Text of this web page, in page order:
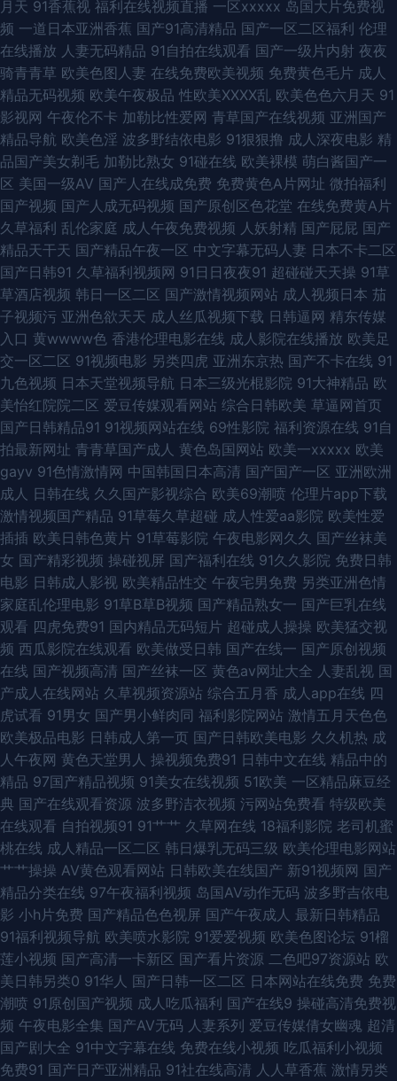
人zozo特 午夜神器人妻 伊人久久艹 91AV电影 草莓视频入口 变态AV网站 久
久天天夜夜肏逼 五月花av网址 91论坛在线 超碰国产99 超碰99热香蕉 大香
蕉久草91 韩美狠狠干 深夜福利导航 91超碰伊人在线 韩国av永久免费 狼友激
情综合 日韩3级网 超碰在线97观看 国产情侣精品激情 青娱乐av91 91传煤 ts
做爱 欧美久久综合伊人 日韩伦理 丁香久久导航 久草视频资源站 四虎三级 福
利成人视频网 久久伊人艹艹 欧美深夜男人天堂 日韩3级影片中文 天天撸天
天肏 亚洲欧美另类性爱 69超碰在线 亚洲天堂综合网 国产97色 日本AⅤ在线
观看 天天干精品 丁香久久导航 国产视频91 五月天干逼网站2 91夫妻交换论
坛 俺去也伊人影院 丁香五月花福利 人人干人人操网 91黄页视频 av不卡电影
国产白浆高潮流水 综合色站ts 午夜福利五月天 91视频线上网站 超碰69 福利
导航大全 免费成人毛片 日本久久毛 性爱AV午夜 91次元网页人口 97视频日
韩三级 大香蕉网啪啪网 海角社区猫先生 精品二区精品 狼友社区 91人人干 超
碰人人摸人人操 韩国av网址网站 久久草国产精品 欧美高清 少妇户外激情 亚
洲老司机在线 韩国AV导航 日韩性爱第一页 俺去也777 日韩久伊人网 中文字
幕久久人妻 97超碰作爱 美女的bb 亚洲一区日韩欧美 少妇前吃后入 91高清
系列 草莓视频18 国产精品1999 wwww日本 精品国产玖玖影院 日美肏屄视
频 91视频cn 东京热色综合 玖玖在线精品 婷婷色网 尤物网址在线观看 91熟
女豆花视频 超碰人人操91 韩国AⅤ中文字幕 久久情爱网 欧美三级b 少妇下面
黑森林 超碰九一 国产自拍第一页 老熟女国产 青青综合操网 天堂网国产 91国
内产香蕉 白丝后入屁内射 国产三级在线播放 免费的黄色的网站 人妻熟女一
级片 五月婷婷网站 伊人五月大香蕉 91系列在线观看 福利地址发布页 九九九
毛片在线 亚洲黄色大片网站 91手机免费视频 欧洲色网91 av自拍 女同自慰福
利 91视频官网社区 精品豆花福利 激情色色AV网 欧洲自拍123区 探花对白清
晰 亚洲最色网 91探花 操逼av资源网 国产欧美二 老湿机网午夜 人妖伪娘在
月天 91香蕉视 福利在线视频直播 一区xxxxx 岛国大片免费视
频 一道日本亚洲香蕉 国产91高清精品 国产一区二区福利 伦理
在线播放 人妻无码精品 91自拍在线观看 国产一级片内射 夜夜
骑青青草 欧美色图人妻 在线免费欧美视频 免费黄色毛片 成人
精品无码视频 欧美午夜极品 性欧美ⅩⅩⅩⅩ乱 欧美色色六月天 91
影视网 午夜伦不卡 加勒比性爱网 青草国产在线视频 亚洲国产
精品导航 欧美色淫 波多野结依电影 91狠狠撸 成人深夜电影 精
品国产美女剃毛 加勒比熟女 91碰在线 欧美裸模 萌白酱国产一
区 美国一级AV 国产人在线成免费 免费黄色A片网址 微拍福利
国产视频 国产人成无码视频 国产原创区色花堂 在线免费黄A片
久草福利 乱伦家庭 成人午夜免费视频 人妖射精 国产屁屁 国产
精品天干天 国产精品午夜一区 中文字幕无码人妻 日本不卡二区
国产日韩91 久草福利视频网 91日日夜夜91 超碰碰天天操 91草
草酒店视频 韩日一区二区 国产激情视频网站 成人视频日本 茄
子视频污 亚洲色欲天天 成人丝瓜视频下载 日韩逼网 精东传媒
入口 黄wwww色 香港伦理电影在线 成人影院在线播放 欧美足
交一区二区 91视频电影 另类四虎 亚洲东京热 国产不卡在线 91
九色视频 日本天堂视频导航 日本三级光棍影院 91大神精品 欧
美怡红院院二区 爱豆传媒观看网站 综合日韩欧美 草逼网首页
国产日韩精品91 91视频网站在线 69性影院 福利资源在线 91自
拍最新网址 青青草国产成人 黄色岛国网站 欧美一xxxxx 欧美
gayv 91色情激情网 中国韩国日本高清 国产国产一区 亚洲欧洲
成人 日韩在线 久久国产影视综合 欧美69潮喷 伦理片app下载
激情视频国产精品 91草莓久草超碰 成人性爱aa影院 欧美性爱
插插 欧美日韩色黄片 91草莓影院 午夜电影网久久 国产丝袜美
女 国产精彩视频 操碰视屏 国产福利在线 91久久影院 免费日韩
电影 日韩成人影视 欧美精品性交 午夜宅男免费 另类亚洲色情
家庭乱伦理电影 91草B草B视频 国产精品熟女一 国产巨乳在线
观看 四虎免费91 国内精品无码短片 超碰成人操操 欧美猛交视
频 西瓜影院在线观看 欧美做受日韩 国产在线一 国产原创视频
在线 国产视频高清 国产丝袜一区 黄色av网址大全 人妻乱视 国
产成人在线网站 久草视频资源站 综合五月香 成人app在线 四
虎试看 91男女 国产男小鲜肉同 福利影院网站 激情五月天色色
欧美极品电影 日韩成人第一页 国产日韩欧美电影 久久机热 成
人午夜网 黄色天堂男人 操视频免费91 日韩中文在线 精品中的
精品 97国产精品视频 91美女在线视频 51欧美 一区精品麻豆经
典 国产在线观看资源 波多野洁衣视频 污网站免费看 特级欧美
在线观看 自拍视频91 91艹艹 久草网在线 18福利影院 老司机蜜
桃在线 成人精品一区二区 韩日爆乳无码三级 欧美伦理电影网站
艹艹操操 AV黄色观看网站 日韩欧美在线国产 新91视频网 国产
精品分类在线 97午夜福利视频 岛国AV动作无码 波多野吉依电
影 小h片免费 国产精品色色视屏 国产午夜成人 最新日韩精品
91福利视频导航 欧美喷水影院 91爱爱视频 欧美色图论坛 91榴
莲小视频 国产高清一卡新区 国产看片资源 二色吧97资源站 欧
美日韩另类0 91华人 国产日韩一区二区 日本网站在线免费 免费
潮喷 91原创国产视频 成人吃瓜福利 国产在线9 操碰高清免费视
频 午夜电影全集 国产AV无码 人妻系列 爱豆传媒倩女幽魂 超清
国产剧大全 91中文字幕在线 免费在线小视频 吃瓜福利小视频
免费91 国产日产亚洲精品 91社在线高清 人人草香蕉 激情另类